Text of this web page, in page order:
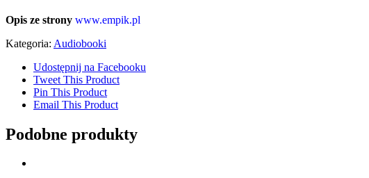
Opis ze strony www.empik.pl
Kategoria: Audiobooki
Udostępnij na Facebooku
Tweet This Product
Pin This Product
Email This Product
Podobne produkty